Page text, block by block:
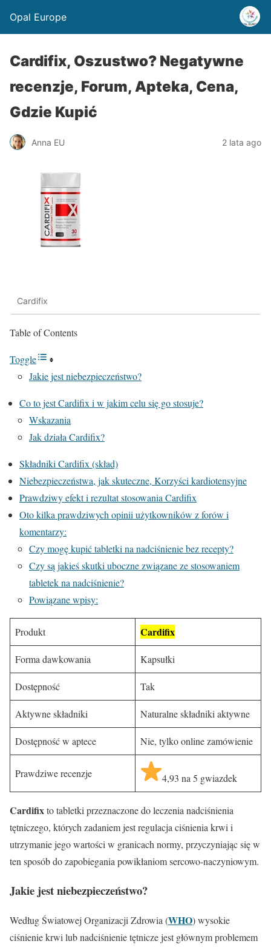
Opal Europe
Cardifix, Oszustwo? Negatywne
recenzje, Forum, Apteka, Cena,
Gdzie Kupić
Anna EU 2 lata ago
Cardifix
Table of Contents
Toggle
Jakie jest niebezpieczeństwo?
Co to jest Cardifix i w jakim celu się go stosuje?
Wskazania
Jak działa Cardifix?
Składniki Cardifix (skład)
Niebezpieczeństwa, jak skuteczne, Korzyści kardiotensyjne
Prawdziwy efekt i rezultat stosowania Cardifix
Oto kilka prawdziwych opinii użytkowników z forów i
komentarzy:
Czy mogę kupić tabletki na nadciśnienie bez recepty?
Czy są jakieś skutki uboczne związane ze stosowaniem
tabletek na nadciśnienie?
Powiązane wpisy:
Produkt Cardifix
Forma dawkowania Kapsułki
Dostępność Tak
Aktywne składniki Naturalne składniki aktywne
Dostępność w aptece Nie, tylko online zamówienie
Prawdziwe recenzje 4,93 na 5 gwiazdek
Cardifixto tabletki przeznaczone do leczenia nadciśnienia
tętniczego, których zadaniem jest regulacja ciśnienia krwi i
utrzymanie jego wartości w granicach normy, przyczyniając się w
ten sposób do zapobiegania powikłaniom sercowo-naczyniowym.
Jakie jest niebezpieczeństwo?
Według Światowej Organizacji Zdrowia (WHO) wysokie
ciśnienie krwi lub nadciśnienie tętnicze jest głównym problemem